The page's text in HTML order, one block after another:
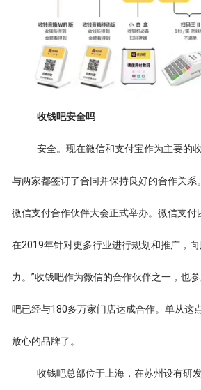
收钱吧安全吗
安全。现在微信和支付宝作为主要的
与两家都签订了合同并保持良好的合作关
微信支付合作伙伴大会正式举办。微信支付
在2019年针对更多行业进行规划和推广，
力。”收钱吧作为微信的合作伙伴之一，也
吧已经与180多万家门店达成合作。单从这
放心的品牌了。
收钱吧总部位于上海，在苏州设有研